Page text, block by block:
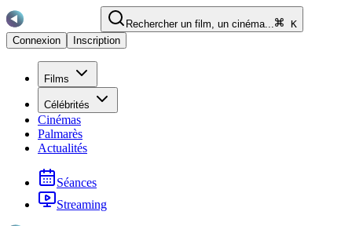
Rechercher un film, un cinéma...
K
Connexion
Inscription
Films
Célébrités
Cinémas
Palmarès
Actualités
Séances
Streaming